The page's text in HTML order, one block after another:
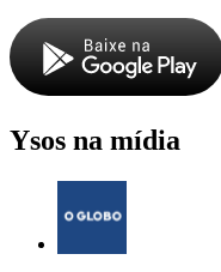
Ysos na mídia